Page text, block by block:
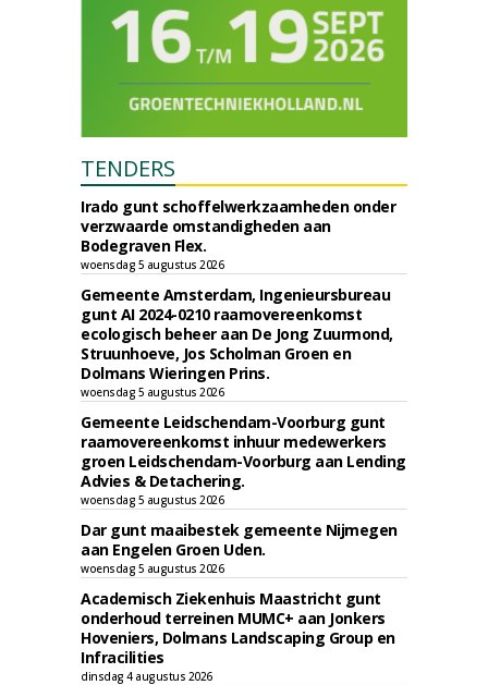
TENDERS
Irado gunt schoffelwerkzaamheden onder
verzwaarde omstandigheden aan
Bodegraven Flex.
woensdag 5 augustus 2026
Gemeente Amsterdam, Ingenieursbureau
gunt AI 2024-0210 raamovereenkomst
ecologisch beheer aan De Jong Zuurmond,
Struunhoeve, Jos Scholman Groen en
Dolmans Wieringen Prins.
woensdag 5 augustus 2026
Gemeente Leidschendam-Voorburg gunt
raamovereenkomst inhuur medewerkers
groen Leidschendam-Voorburg aan Lending
Advies & Detachering.
woensdag 5 augustus 2026
Dar gunt maaibestek gemeente Nijmegen
aan Engelen Groen Uden.
woensdag 5 augustus 2026
Academisch Ziekenhuis Maastricht gunt
onderhoud terreinen MUMC+ aan Jonkers
Hoveniers, Dolmans Landscaping Group en
Infracilities
dinsdag 4 augustus 2026